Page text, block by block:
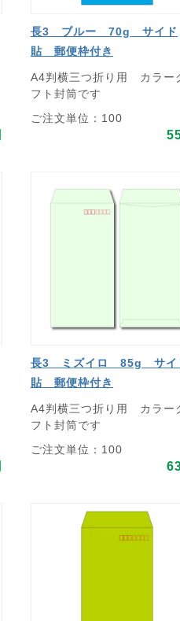
長3 ブルー 70g サイド
貼 郵便枠付き
A4判横三つ折り用 カラー
フト封筒です
ご注文単位：100
長3 ミズイロ 85g サイ
貼 郵便枠付き
A4判横三つ折り用 カラー
フト封筒です
ご注文単位：100